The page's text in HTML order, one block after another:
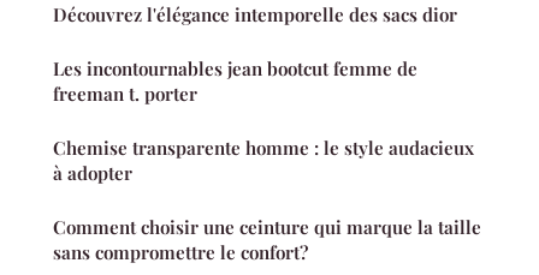
Découvrez l'élégance intemporelle des sacs dior
Les incontournables jean bootcut femme de
freeman t. porter
Chemise transparente homme : le style audacieux
à adopter
Comment choisir une ceinture qui marque la taille
sans compromettre le confort?